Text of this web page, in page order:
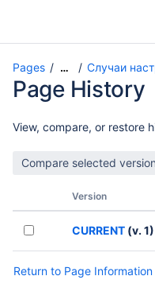
Pages … Случаи
Page History
View, compare, or restore
Version
CURRENT (v. 1)
Return to Page Information